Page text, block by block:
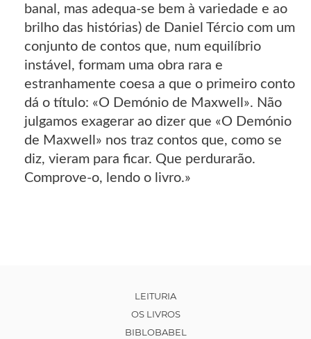
banal, mas adequa-se bem à variedade e ao
brilho das histórias) de Daniel Tércio com um
conjunto de contos que, num equilíbrio
instável, formam uma obra rara e
estranhamente coesa a que o primeiro conto
dá o título: «O Demónio de Maxwell». Não
julgamos exagerar ao dizer que «O Demónio
de Maxwell» nos traz contos que, como se
diz, vieram para ficar. Que perdurarão.
Comprove-o, lendo o livro.»
LEITURIA
OS LIVROS
BIBLOBABEL